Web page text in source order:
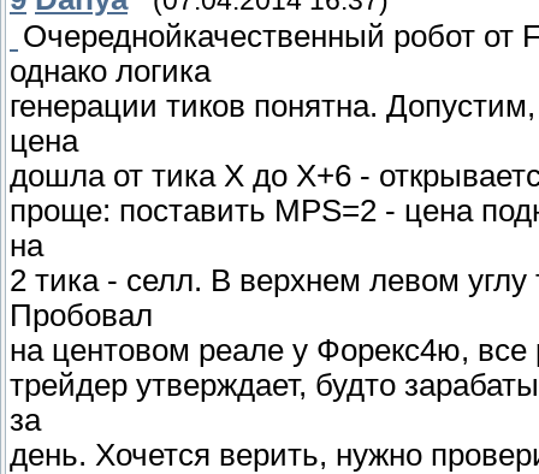
Очереднойкачественный робот от
однако логика
генерации тиков понятна.
цена
дошла от тика Х до Х+6 -
проще: поставить MPS=2 - цена
на
2 тика - селл. В верхнем левом
Пробовал
на центовом реале у Форекс4ю, все
трейдер утверждает, будто
за
день. Хочется верить, нужно